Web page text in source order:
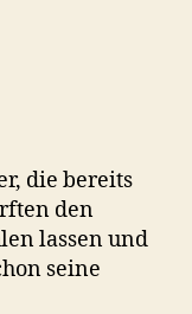
die bereits
den
lassen und
seine